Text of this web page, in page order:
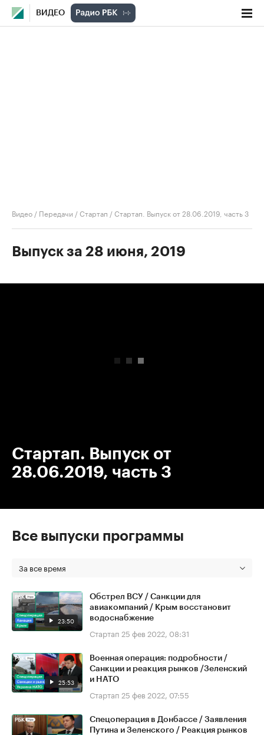
ВИДЕО
Видео / Передачи /Стартап /Стартап. Выпуск от 28.06.2019, часть 3
Выпуск за 28 июня, 2019
Стартап. Выпуск от
28.06.2019, часть 3
Все выпуски программы
За все время
23:50
Обстрел ВСУ / Санкции для
авиакомпаний / Крым восстановит
водоснабжение
Стартап 25 фев 2022, 08:31
25:53
Военная операция: подробности /
Санкции и реакция рынков /Зеленский
и НАТО
Стартап 25 фев 2022, 07:55
Спецоперация в Донбассе / Заявления
Путина и Зеленского / Реакция рынков